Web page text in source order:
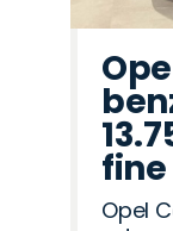
fine
Opel